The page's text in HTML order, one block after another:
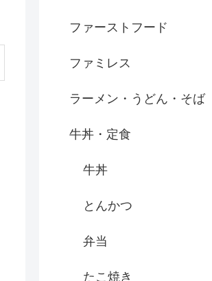
ファーストフード
ファミレス
ラーメン・うどん・そば
牛丼・定食
牛丼
とんかつ
弁当
たこ焼き